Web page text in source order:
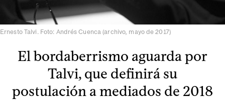
Ernesto Talvi. Foto: Andrés Cuenca (archivo, mayo de 2017)
El bordaberrismo aguarda por
Talvi, que definirá su
postulación a mediados de 2018